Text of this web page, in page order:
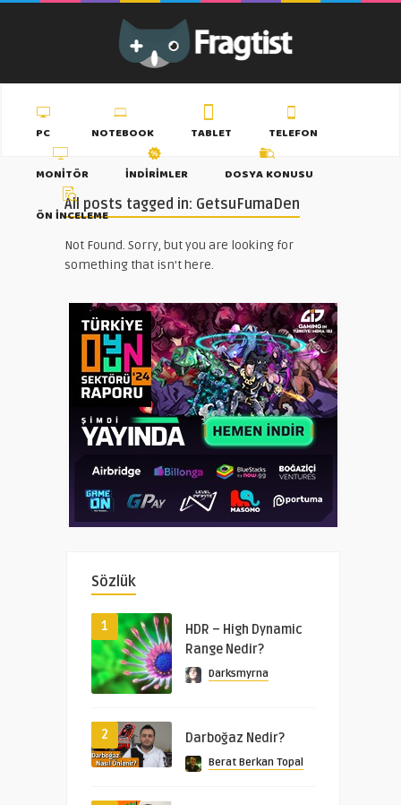
PC NOTEBOOK TABLET
TELEFON
MONITÖR
İNDIRIMLER
DOSYA KONUSU
ÖN İNCELEME
All posts tagged in: GetsuFumaDen
Not Found. Sorry, but you are looking for
something that isn't here.
Sözlük
1
HDR – High Dynamic
Range Nedir?
Darksmyrna
2 Darboğaz Nedir?
Berat Berkan Topal